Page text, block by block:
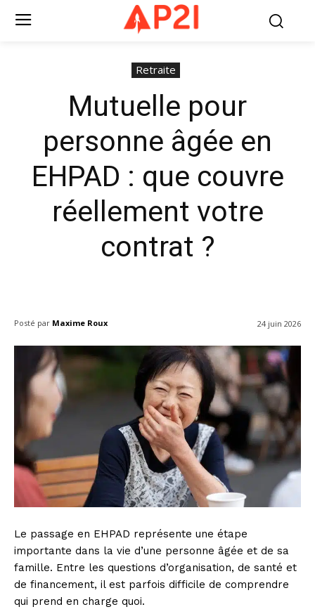
Retraite
Mutuelle pour
personne âgée en
EHPAD : que couvre
réellement votre
contrat ?
24 juin 2026
Posté par Maxime Roux
Le passage en EHPAD représente une étape
importante dans la vie d’une personne âgée et de sa
famille. Entre les questions d’organisation, de santé et
de financement, il est parfois difficile de comprendre
qui prend en charge quoi.